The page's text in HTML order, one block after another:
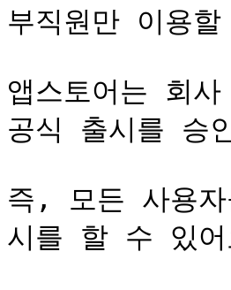
부직원만 이용
앱스토어는 회
공식 출시를 승
즉, 모든 사용자
시를 할 수 있